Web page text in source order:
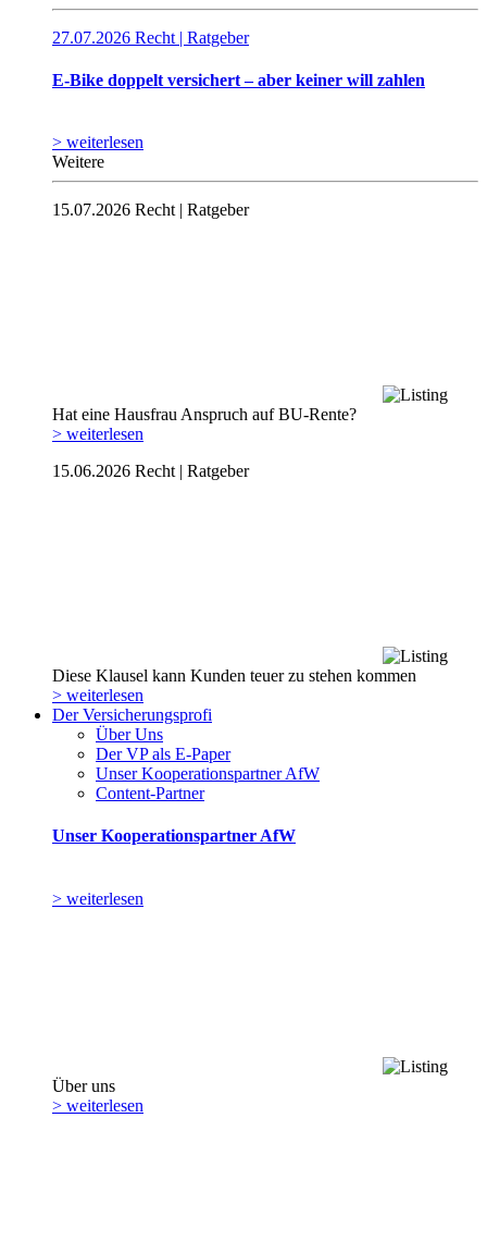
27.07.2026 Recht | Ratgeber
E-Bike doppelt versichert – aber keiner will zahlen
> weiterlesen
Weitere
15.07.2026 Recht | Ratgeber
Hat eine Hausfrau Anspruch auf BU-Rente?
> weiterlesen
15.06.2026 Recht | Ratgeber
Diese Klausel kann Kunden teuer zu stehen kommen
> weiterlesen
Der Versicherungsprofi
Über Uns
Der VP als E-Paper
Unser Kooperationspartner AfW
Content-Partner
Unser Kooperationspartner AfW
> weiterlesen
Über uns
> weiterlesen